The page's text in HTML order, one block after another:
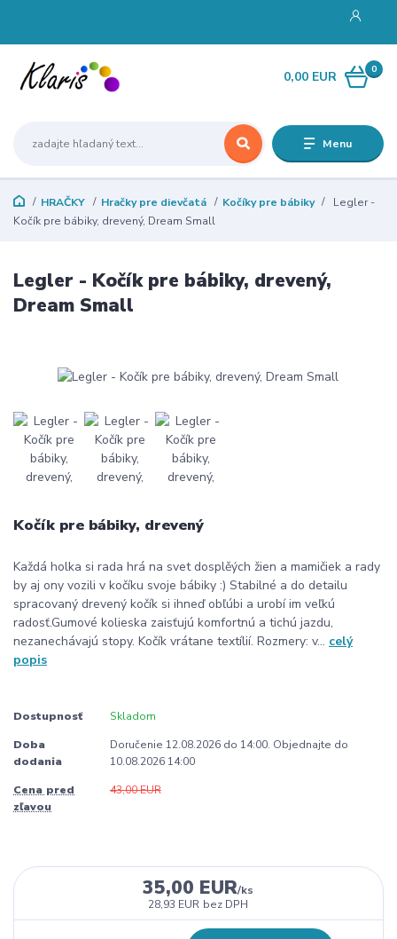
Menu
0
0,00 EUR
HRAČKY Hračky pre dievčatá Kočíky pre bábiky
Legler -
Kočík pre bábiky, drevený, Dream Small
Legler - Kočík pre bábiky, drevený,
Dream Small
Kočík pre bábiky, drevený
Každá holka si rada hrá na svet dosplěých žien a mamičiek a rady
by aj ony vozili v kočíku svoje bábiky :) Stabilné a do detailu
spracovaný drevený kočík si ihneď obľúbi a urobí im veľkú
radosť.Gumové kolieska zaisťujú komfortnú a tichú jazdu,
nezanechávajú stopy. Kočík vrátane textílií. Rozmery: v... celý
popis
Dostupnosť Skladom
Doba
dodania
Doručenie 12.08.2026 do 14:00. Objednajte do
10.08.2026 14:00
Cena pred
zľavou
43,00 EUR
35,00 EUR/ks
28,93 EUR bez DPH